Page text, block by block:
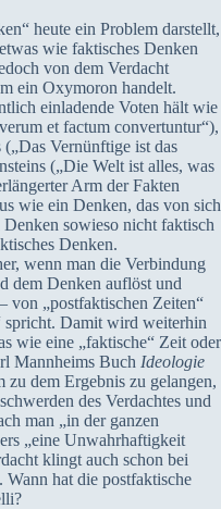
heute ein Problem darstellt,
wie faktisches Denken
von dem Verdacht
ein Oxymoron handelt.
einladende Voten hält wie
et factum convertuntur“),
Vernünftige ist das
(„Die Welt ist alles, was
Arm der Fakten
wie ein Denken, das von sich
sowieso nicht faktisch
Denken.
wenn man die Verbindung
dem Denken auflöst und
von „postfaktischen Zeiten“
spricht. Damit wird weiterhin
wie eine „faktische“ Zeit oder
Mannheims Buch Ideologie
zu dem Ergebnis zu gelangen,
des Verdachtes und
man „in der ganzen
„eine Unwahrhaftigkeit
klingt auch schon bei
hat die postfaktische